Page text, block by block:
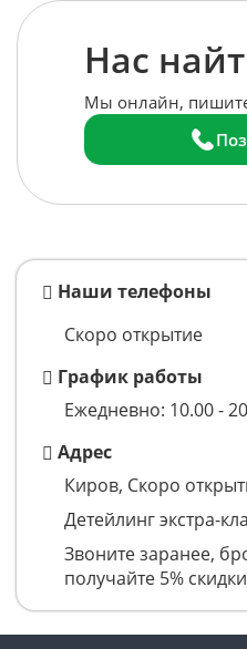
Нас
Мы онлайн,
Наши телефоны
Скоро открытие
График работы
Ежедневно: 10.00 -
Адрес
Киров, Скоро
Детейлинг экстра-
Звоните заранее,
получайте 5% скидки